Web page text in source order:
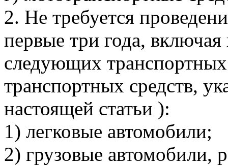
2. Не требуется
первые три года,
следующих
транспортных средств,
настоящей статьи ):
1) легковые автомобили;
2) грузовые автомобили,